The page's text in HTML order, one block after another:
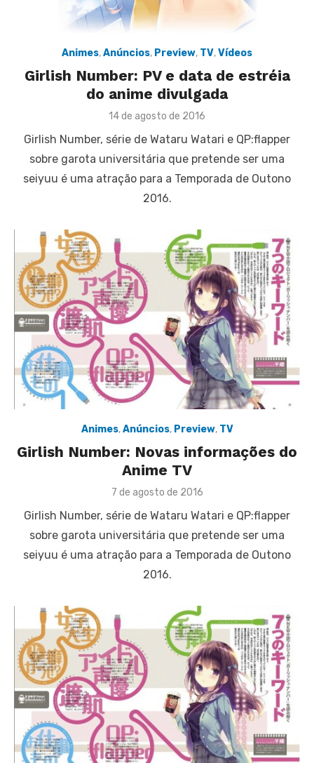
Animes,Anúncios, Preview, TV,Vídeos
Girlish Number: PV e data de estréia
do anime divulgada
Posted
14 de agosto de 2016
Girlish Number, série de Wataru Watari e QP:flapper
sobre garota universitária que pretende ser uma
seiyuu é uma atração para a Temporada de Outono
2016.
Animes,Anúncios, Preview, TV
Girlish Number: Novas informações do
Anime TV
Posted
7 de agosto de 2016
Girlish Number, série de Wataru Watari e QP:flapper
sobre garota universitária que pretende ser uma
seiyuu é uma atração para a Temporada de Outono
2016.